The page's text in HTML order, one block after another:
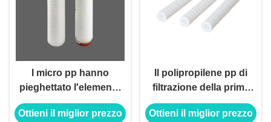
I micro pp hanno
pieghettato l'elemento
filtrante dell'acqua per
il sistema di osmosi
Ottieni il miglior prezzo
Il polipropilene pp di
filtrazione della prima
fase pre sedimenta
l'elemento filtrante 20
Ottieni il miglior prezzo